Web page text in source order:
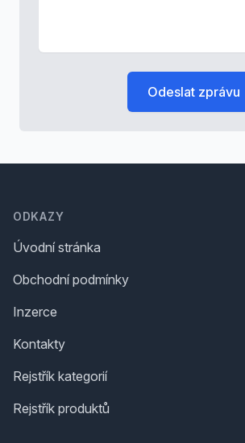
Odeslat zprávu
ODKAZY
Úvodní stránka
Obchodní podmínky
Inzerce
Kontakty
Rejstřík kategorií
Rejstřík produktů